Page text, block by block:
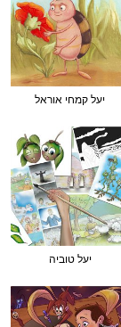
יעל קמחי אוראל
יעל טוביה